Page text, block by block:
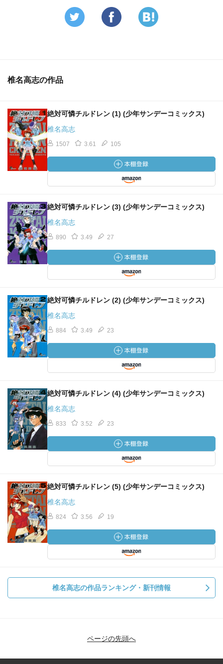
椎名高志の作品
絶対可憐チルドレン (1) (少年サンデーコミックス)
椎名高志
1507 3.61 105
絶対可憐チルドレン (3) (少年サンデーコミックス)
椎名高志
890 3.49 27
絶対可憐チルドレン (2) (少年サンデーコミックス)
椎名高志
884 3.49 23
絶対可憐チルドレン (4) (少年サンデーコミックス)
椎名高志
833 3.52 23
絶対可憐チルドレン (5) (少年サンデーコミックス)
椎名高志
824 3.56 19
椎名高志の作品ランキング・新刊情報
ページの先頭へ